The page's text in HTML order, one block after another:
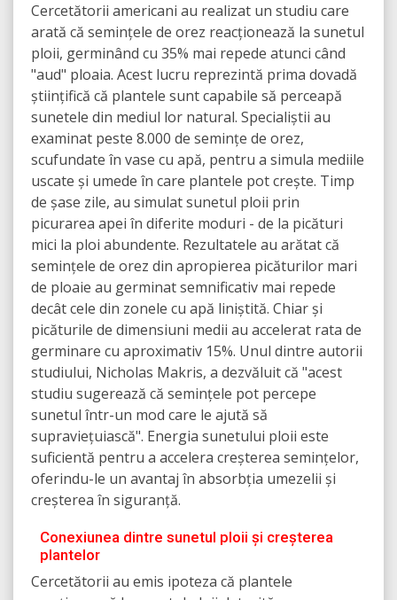
Cercetătorii americani au realizat un studiu care
arată că semințele de orez reacționează la sunetul
ploii, germinând cu 35% mai repede atunci când
"aud" ploaia. Acest lucru reprezintă prima dovadă
științifică că plantele sunt capabile să perceapă
sunetele din mediul lor natural. Specialiștii au
examinat peste 8.000 de semințe de orez,
scufundate în vase cu apă, pentru a simula mediile
uscate și umede în care plantele pot crește. Timp
de șase zile, au simulat sunetul ploii prin
picurarea apei în diferite moduri - de la picături
mici la ploi abundente. Rezultatele au arătat că
semințele de orez din apropierea picăturilor mari
de ploaie au germinat semnificativ mai repede
decât cele din zonele cu apă liniștită. Chiar și
picăturile de dimensiuni medii au accelerat rata de
germinare cu aproximativ 15%. Unul dintre autorii
studiului, Nicholas Makris, a dezvăluit că "acest
studiu sugerează că semințele pot percepe
sunetul într-un mod care le ajută să
supraviețuiască". Energia sunetului ploii este
suficientă pentru a accelera creșterea semințelor,
oferindu-le un avantaj în absorbția umezelii și
creșterea în siguranță.
Conexiunea dintre sunetul ploii și creșterea
plantelor
Cercetătorii au emis ipoteza că plantele